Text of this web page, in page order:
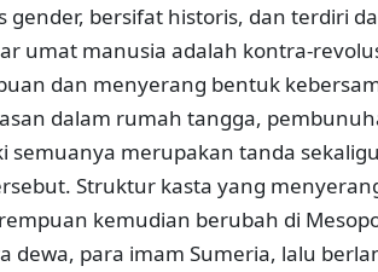
gender, bersifat historis, dan terdiri
umat manusia adalah kontra-
dan menyerang bentuk
dalam rumah tangga,
semuanya merupakan tanda
Struktur kasta yang
kemudian berubah di
dewa, para imam Sumeria, lalu